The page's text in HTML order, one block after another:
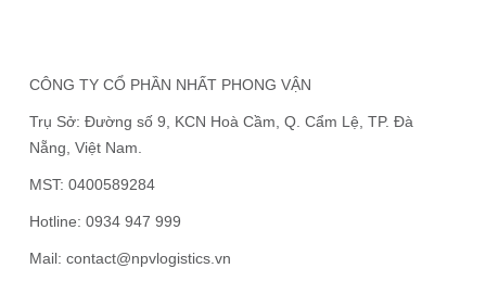
CÔNG TY CỔ PHẦN NHẤT PHONG VẬN
Trụ Sở: Đường số 9, KCN Hoà Cầm, Q. Cẩm Lệ, TP. Đà
Nẵng, Việt Nam.
MST: 0400589284
Hotline: 0934 947 999
Mail: contact@npvlogistics.vn